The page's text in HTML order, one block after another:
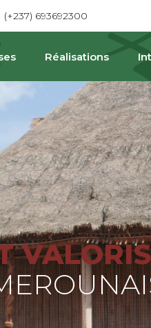
(+237) 693692300
Réalisations